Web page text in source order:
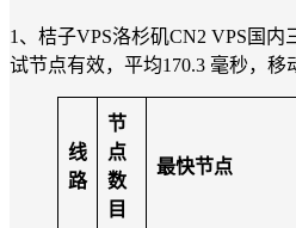
1、桔子VPS洛杉矶CN2 VPS国内
试节点有效，平均170.3 毫秒，移
线
路
节
点
数
目
最快节点